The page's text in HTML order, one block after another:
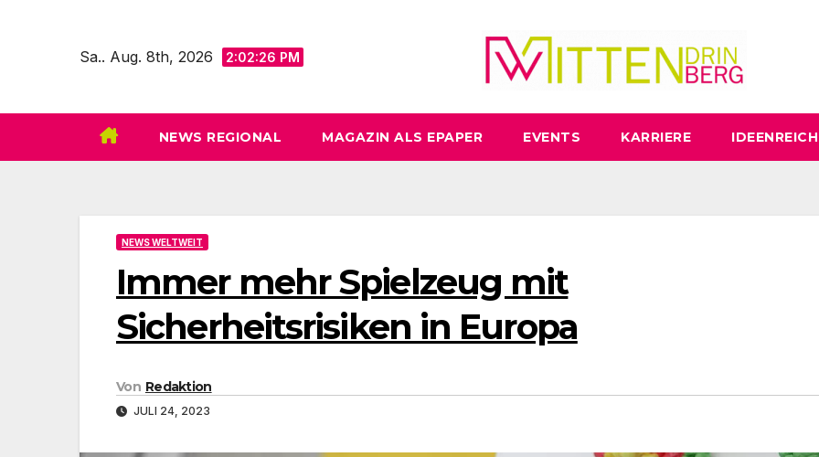
Sa.. Aug. 8th, 2026 2:02:27 PM
NEWS REGIONAL MAGAZIN ALS EPAPER EVENTS KARRIERE IDEENREICH
NEWS WELTWEIT
Immer mehr Spielzeug mit
Sicherheitsrisiken in Europa
Von Redaktion
JULI 24, 2023